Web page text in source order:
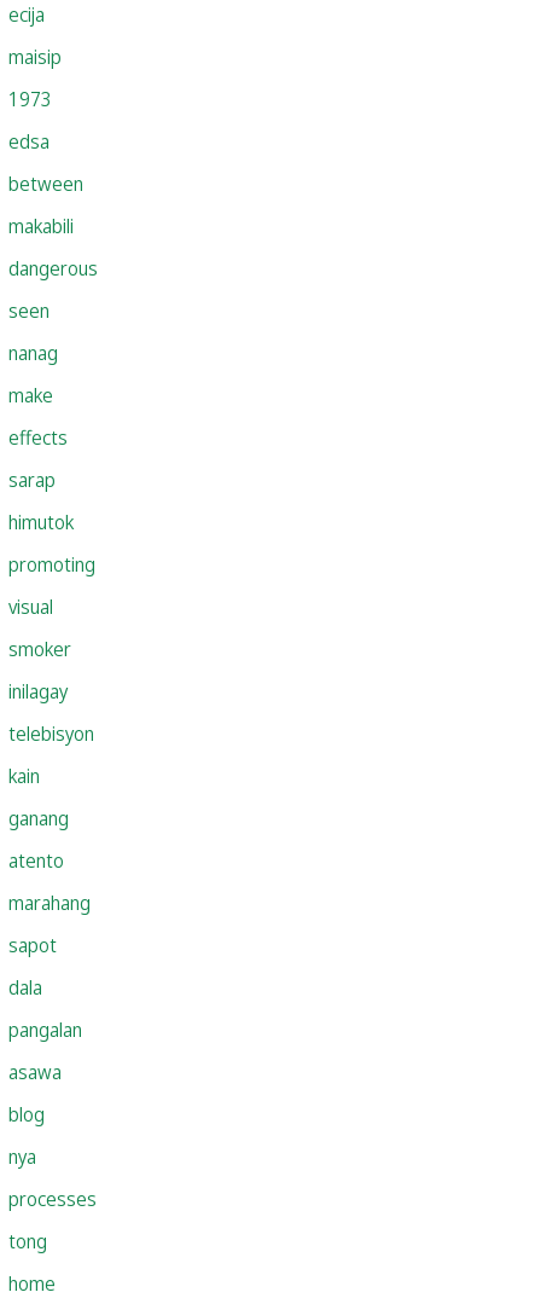
ecija
maisip
1973
edsa
between
makabili
dangerous
seen
nanag
make
effects
sarap
himutok
promoting
visual
smoker
inilagay
telebisyon
kain
ganang
atento
marahang
sapot
dala
pangalan
asawa
blog
nya
processes
tong
home